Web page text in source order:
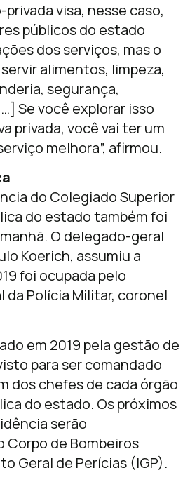
privada visa, nesse caso,
públicos do estado
dos serviços, mas o
alimentos, limpeza,
segurança,
Se você explorar isso
privada, você vai ter um
melhora”, afirmou.
do Colegiado Superior
do estado também foi
O delegado-geral
Koerich, assumiu a
foi ocupada pelo
Polícia Militar, coronel
em 2019 pela gestão de
para ser comandado
dos chefes de cada órgão
do estado. Os próximos
serão
de Bombeiros
Geral de Perícias (IGP).